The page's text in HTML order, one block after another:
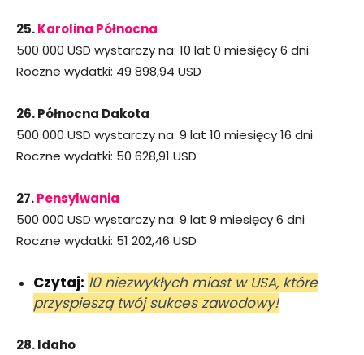
25.Karolina Północna
500 000 USD wystarczy na: 10 lat 0 miesięcy 6 dni
Roczne wydatki: 49 898,94 USD
26. Północna Dakota
500 000 USD wystarczy na: 9 lat 10 miesięcy 16 dni
Roczne wydatki: 50 628,91 USD
27.Pensylwania
500 000 USD wystarczy na: 9 lat 9 miesięcy 6 dni
Roczne wydatki: 51 202,46 USD
Czytaj: 10 niezwykłych miast w USA, które
przyspieszą twój sukces zawodowy!
28. Idaho